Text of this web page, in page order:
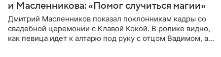
и Масленникова: «Помог случиться магии»
Дмитрий Масленников показал поклонникам кадры со
свадебной церемонии с Клавой Кокой. В ролике видно,
как певица идет к алтарю под руку с отцом Вадимом, а у